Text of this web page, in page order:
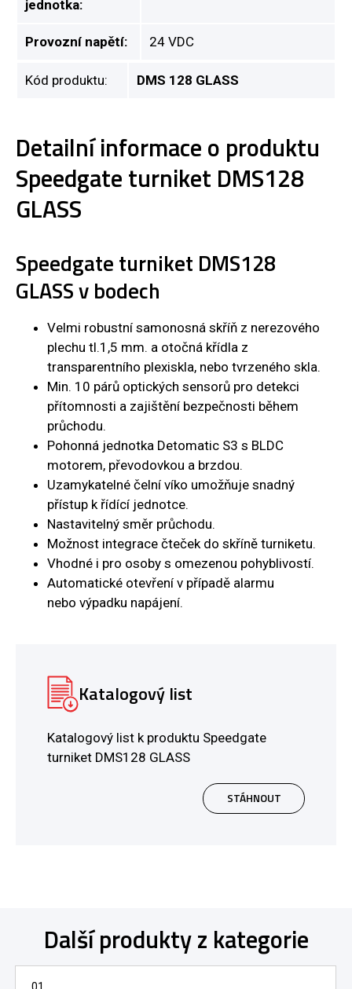
jednotka:
Provozní napětí: 24 VDC
Kód produktu: DMS 128 GLASS
Detailní informace o produktu
Speedgate turniket DMS128
GLASS
Speedgate turniket DMS128
GLASS v bodech
Velmi robustní samonosná skříň z nerezového
plechu tl.1,5 mm. a otočná křídla z
transparentního plexiskla, nebo tvrzeného skla.
Min. 10 párů optických sensorů pro detekci
přítomnosti a zajištění bezpečnosti během
průchodu.
Pohonná jednotka Detomatic S3 s BLDC
motorem, převodovkou a brzdou.
Uzamykatelné čelní víko umožňuje snadný
přístup k řídící jednotce.
Nastavitelný směr průchodu.
Možnost integrace čteček do skříně turniketu.
Vhodné i pro osoby s omezenou pohyblivostí.
Automatické otevření v případě alarmu
nebo výpadku napájení.
Katalogový list
Katalogový list k produktu Speedgate
turniket DMS128 GLASS
STÁHNOUT
Další produkty z kategorie